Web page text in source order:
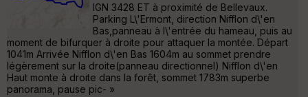
IGN 3428 ET à proximité de Bellevaux.
Parking L\'Ermont, direction Nifflon d\'en
Bas,panneau à l\'entrée du hameau, puis au
moment de bifurquer à droite pour attaquer la montée. Départ
1041m Arrivée Nifflon d\'en Bas 1604m au sommet prendre
légèrement sur la droite(panneau directionnel) Nifflon d\'en
Haut monte à droite dans la forêt, sommet 1783m superbe
panorama, pause pic- »